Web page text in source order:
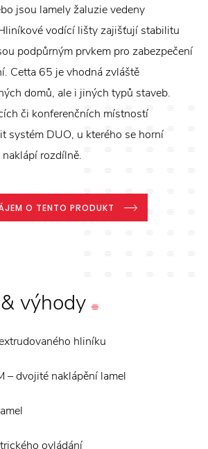
jsou lamely žaluzie vedeny
vodící lišty zajišťují stabilitu
podpůrným prvkem pro zabezpečení
Cetta 65 je vhodná zvláště
domů, ale i jiných typů staveb.
či konferenčních místností
systém DUO, u kterého se horní
rozdílně.
O TENTO PRODUKT
&výhody
hliníku
– dvojité naklápění lamel
ovládání